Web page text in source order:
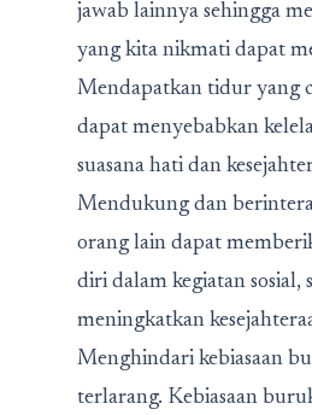
jawab lainnya sehingga
yang kita nikmati dapat
Mendapatkan tidur yang
dapat menyebabkan
suasana hati dan
Mendukung dan
orang lain dapat
diri dalam kegiatan
meningkatkan
Menghindari kebiasaan
terlarang. Kebiasaan